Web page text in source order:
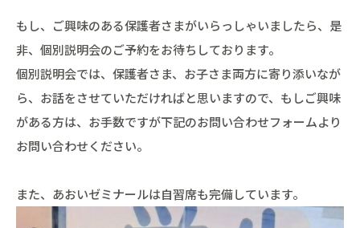
もし、ご興味のある保護者さまがいらっしゃいましたら、是
非、個別説明会のご予約をお待ちしております。
個別説明会では、保護者さま、お子さま両方に寄り添いなが
ら、お話をさせていただければと思いますので、もしご興味
がある方は、お手数ですが下記のお問い合わせフォームより
お問い合わせください。
また、あおいゼミナールは自習席も完備しています。